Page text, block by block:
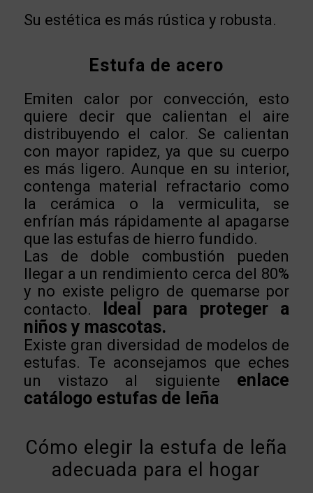
Su estética es más rústica y robusta.
Estufa de acero
Emiten calor por convección, esto
quiere decir que calientan el aire
distribuyendo el calor. Se calientan
con mayor rapidez, ya que su cuerpo
es más ligero. Aunque en su interior,
contenga material refractario como
la cerámica o la vermiculita, se
enfrían más rápidamente al apagarse
que las estufas de hierro fundido.
Las de doble combustión pueden
llegar a un rendimiento cerca del 80%
y no existe peligro de quemarse por
contacto.
Ideal para proteger a
niños y mascotas.
Existe gran diversidad de modelos de
estufas. Te aconsejamos que eches
un vistazo al siguiente enlace
catálogo estufas de leña
Cómo elegir la estufa de leña
adecuada para el hogar